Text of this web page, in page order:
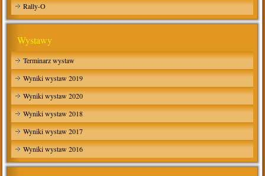
Rally-O
Wystawy
Terminarz wystaw
Wyniki wystaw 2019
Wyniki wystaw 2020
Wyniki wystaw 2018
Wyniki wystaw 2017
Wyniki wystaw 2016